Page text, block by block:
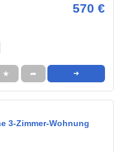
570 €
★ ➦ ➜
3-Zimmer-Wohnung